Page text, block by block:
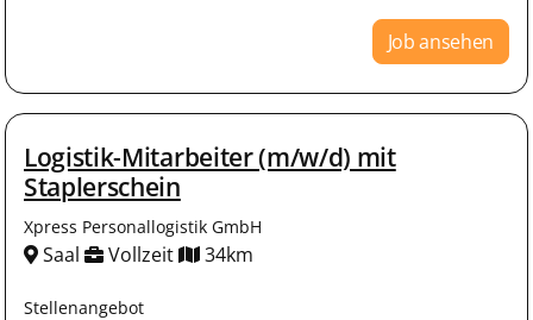
Job ansehen
Logistik-Mitarbeiter (m/w/d) mit
Staplerschein
Xpress Personallogistik GmbH
Saal Vollzeit 34km
Stellenangebot